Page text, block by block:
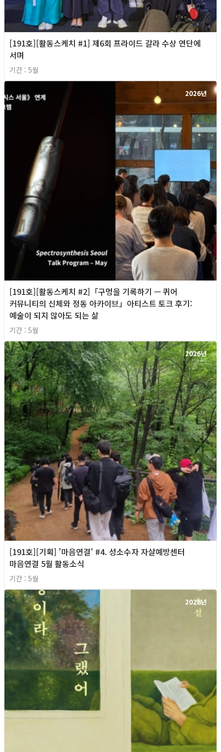
[191호][활동스케치 #1] 제6회 프라이드 갈라 수상 연단에
서며
기간 : 5월
2026년
[191호][활동스케치 #2]「구멍을 기록하기 — 퀴어
커뮤니티의 신체와 정동 아카이브」아티스트 토크 후기:
예술이 되지 않아도 되는 삶
기간 : 5월
2026년
[191호][기획] '마음연결' #4. 성소수자 자살예방센터
마음연결 5월 활동소식
기간 : 5월
2026년